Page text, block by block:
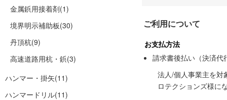
金属鋲用接着剤(1)
境界明示補助板(30)
丹頂杭(9)
高速道路用杭・鋲(3)
ハンマー・掛矢(11)
ハンマードリル(11)
ご利用について
お支払方法
請求書後払い（決済代
法人/個人事業主を対
ロテクションズ様に